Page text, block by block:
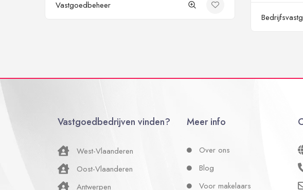
Vastgoedbeheer
Vastgoedbedrijven vinden?
West-Vlaanderen
Oost-Vlaanderen
Antwerpen
Meer info
Over ons
Blog
Voor makelaars